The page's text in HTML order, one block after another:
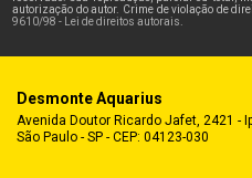
autorização do autor. Crime de violação de
9610/98 - Lei de direitos autorais
Desmonte Aquarius
Avenida Doutor Ricardo Jafet, 2421 -
São Paulo - SP - CEP: 04123-030